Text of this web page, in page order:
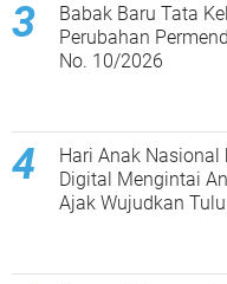
Babak Baru Tata
Perubahan
No. 10/2026
Hari Anak
Digital Mengintai
Ajak Wujudkan